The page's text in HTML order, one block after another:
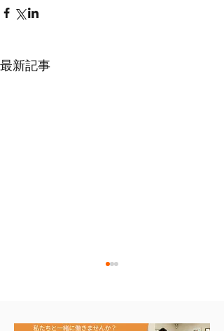
最新記事